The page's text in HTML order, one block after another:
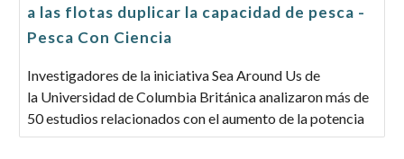
a las flotas duplicar la capacidad de pesca -
Pesca Con Ciencia
Investigadores de la iniciativa Sea Around Us de
la Universidad de Columbia Británica analizaron más de
50 estudios relacionados con el aumento de la potencia